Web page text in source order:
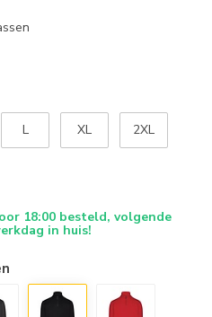
L XL 2XL
18:00 besteld, volgende
in huis!